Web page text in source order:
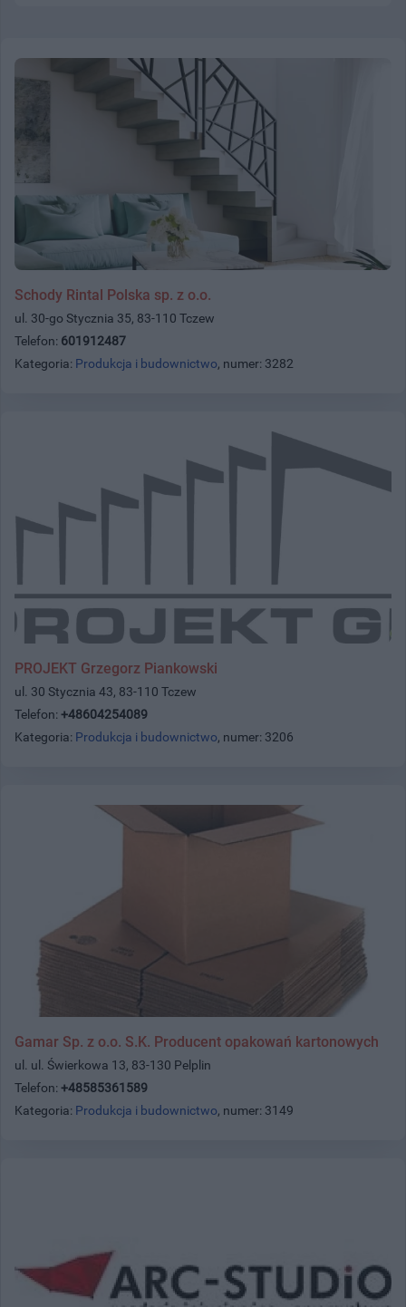
Schody Rintal Polska sp. z o.o.
ul. 30-go Stycznia 35, 83-110 Tczew
Telefon: 601912487
Kategoria: Produkcja i budownictwo, numer: 3282
PROJEKT Grzegorz Piankowski
ul. 30 Stycznia 43, 83-110 Tczew
Telefon: +48604254089
Kategoria: Produkcja i budownictwo, numer: 3206
Gamar Sp. z o.o. S.K. Producent opakowań kartonowych
ul. ul. Świerkowa 13, 83-130 Pelplin
Telefon: +48585361589
Kategoria: Produkcja i budownictwo, numer: 3149